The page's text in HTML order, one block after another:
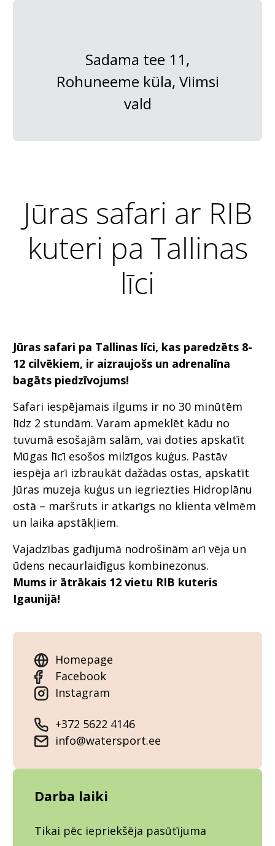
Sadama tee 11,
Rohuneeme küla, Viimsi
vald
Jūras safari ar RIB
kuteri pa Tallinas
līci
Jūras safari pa Tallinas līci, kas paredzēts 8-
12 cilvēkiem, ir aizraujošs un adrenalīna
bagāts piedzīvojums!
Safari iespējamais ilgums ir no 30 minūtēm
līdz 2 stundām. Varam apmeklēt kādu no
tuvumā esošajām salām, vai doties apskatīt
Mūgas līcī esošos milzīgos kuģus. Pastāv
iespēja arī izbraukāt dažādas ostas, apskatīt
Jūras muzeja kuģus un iegriezties Hidroplānu
ostā – maršruts ir atkarīgs no klienta vēlmēm
un laika apstākļiem.
Vajadzības gadījumā nodrošinām arī vēja un
ūdens necaurlaidīgus kombinezonus.
Mums ir ātrākais 12 vietu RIB kuteris
Igaunijā!
Homepage
Facebook
Instagram
+372 5622 4146
info@watersport.ee
Darba laiki
Tikai pēc iepriekšēja pasūtījuma